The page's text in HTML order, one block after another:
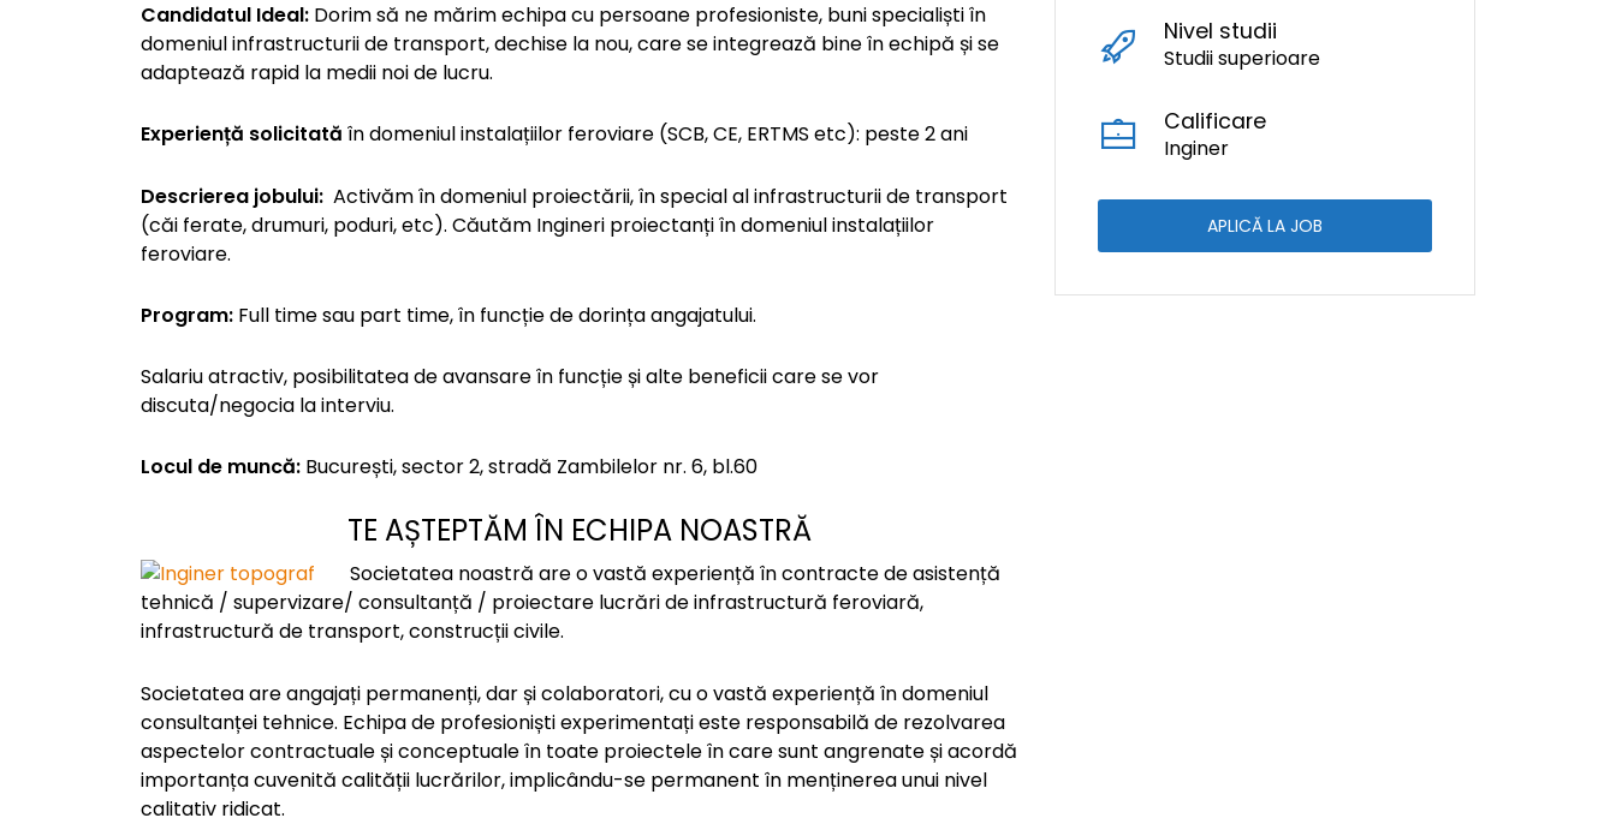
Candidatul Ideal: Dorim să ne mărim echipa cu persoane profesioniste, buni specialiști în
domeniul infrastructurii de transport, dechise la nou, care se integrează bine în echipă și se
adaptează rapid la medii noi de lucru.
Experiență solicitată în domeniul instalațiilor feroviare (SCB, CE, ERTMS etc): peste 2 ani
Descrierea jobului: Activăm în domeniul proiectării, în special al infrastructurii de transport
(căi ferate, drumuri, poduri, etc). Căutăm Ingineri proiectanți în domeniul instalațiilor
feroviare.
Program: Full time sau part time, în funcție de dorința angajatului.
Salariu atractiv, posibilitatea de avansare în funcție și alte beneficii care se vor
discuta/negocia la interviu.
Locul de muncă: București, sector 2, stradă Zambilelor nr. 6, bl.60
TE AȘTEPTĂM ÎN ECHIPA NOASTRĂ
Societatea noastră are o vastă experiență în contracte de asistență
tehnică / supervizare/ consultanță / proiectare lucrări de infrastructură feroviară,
infrastructură de transport, construcții civile.
Societatea are angajați permanenți, dar și colaboratori, cu o vastă experiență în domeniul
consultanței tehnice. Echipa de profesioniști experimentați este responsabilă de rezolvarea
aspectelor contractuale și conceptuale în toate proiectele în care sunt angrenate și acordă
importanța cuvenită calității lucrărilor, implicându-se permanent în menținerea unui nivel
calitativ ridicat.
Nivel studii
Studii superioare
Calificare
Inginer
APLICĂ LA JOB